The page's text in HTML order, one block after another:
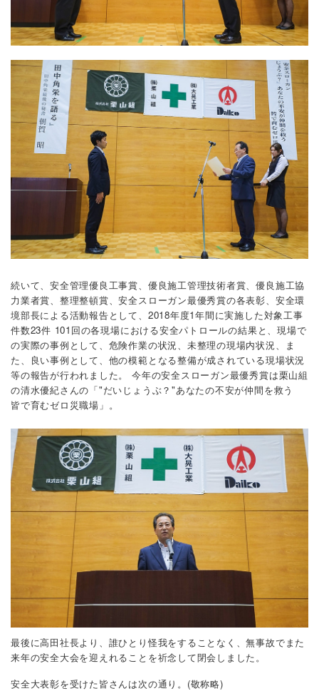
続いて、安全管理優良工事賞、優良施工管理技術者賞、優良施工協
力業者賞、整理整頓賞、安全スローガン最優秀賞の各表彰、安全環
境部長による活動報告として、2018年度1年間に実施した対象工事
件数23件 101回の各現場における安全パトロールの結果と、現場で
の実際の事例として、危険作業の状況、未整理の現場内状況、ま
た、良い事例として、他の模範となる整備が成されている現場状況
等の報告が行われました。
今年の安全スローガン最優秀賞は栗山組
の清水優紀さんの「"だいじょうぶ？"あなたの不安が仲間を救う
皆で育むゼロ災職場」。
最後に高田社長より、誰ひとり怪我をすることなく、無事故でまた
来年の安全大会を迎えれることを祈念して閉会しました。
安全大表彰を受けた皆さんは次の通り。(敬称略)